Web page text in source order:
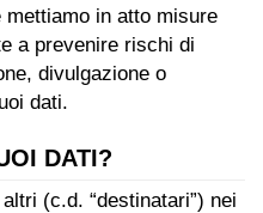
mettiamo in atto misure
a prevenire rischi di
divulgazione o
dati.
DATI?
(c.d. “destinatari”) nei